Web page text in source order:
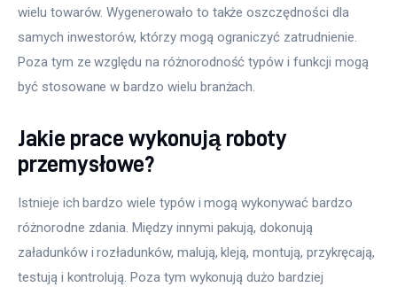
wielu towarów. Wygenerowało to także oszczędności dla
samych inwestorów, którzy mogą ograniczyć zatrudnienie.
Poza tym ze względu na różnorodność typów i funkcji mogą
być stosowane w bardzo wielu branżach.
Jakie prace wykonują roboty
przemysłowe?
Istnieje ich bardzo wiele typów i mogą wykonywać bardzo
różnorodne zdania. Między innymi pakują, dokonują
załadunków i rozładunków, malują, kleją, montują, przykręcają,
testują i kontrolują. Poza tym wykonują dużo bardziej